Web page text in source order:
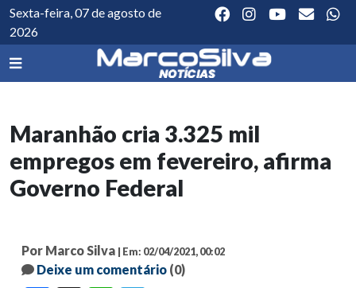
Sexta-feira, 07 de agosto de
2026
Maranhão cria 3.325 mil
empregos em fevereiro, afirma
Governo Federal
Por Marco Silva | Em: 02/04/2021, 00:02
Deixe um comentário (0)